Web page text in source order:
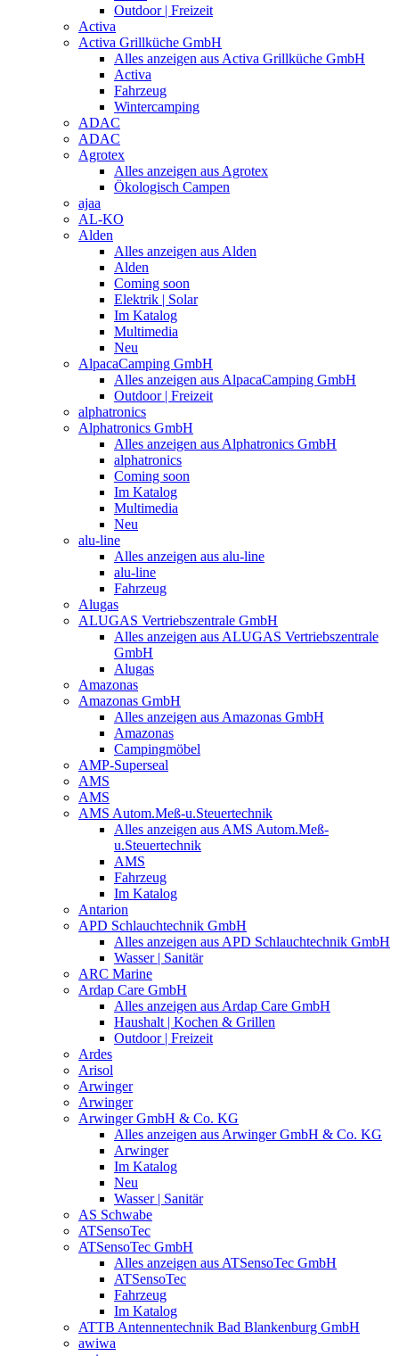
Outdoor | Freizeit
Activa
Activa Grillküche GmbH
Alles anzeigen aus Activa Grillküche GmbH
Activa
Fahrzeug
Wintercamping
ADAC
ADAC
Agrotex
Alles anzeigen aus Agrotex
Ökologisch Campen
ajaa
AL-KO
Alden
Alles anzeigen aus Alden
Alden
Coming soon
Elektrik | Solar
Im Katalog
Multimedia
Neu
AlpacaCamping GmbH
Alles anzeigen aus AlpacaCamping GmbH
Outdoor | Freizeit
alphatronics
Alphatronics GmbH
Alles anzeigen aus Alphatronics GmbH
alphatronics
Coming soon
Im Katalog
Multimedia
Neu
alu-line
Alles anzeigen aus alu-line
alu-line
Fahrzeug
Alugas
ALUGAS Vertriebszentrale GmbH
Alles anzeigen aus ALUGAS Vertriebszentrale
GmbH
Alugas
Amazonas
Amazonas GmbH
Alles anzeigen aus Amazonas GmbH
Amazonas
Campingmöbel
AMP-Superseal
AMS
AMS
AMS Autom.Meß-u.Steuertechnik
Alles anzeigen aus AMS Autom.Meß-
u.Steuertechnik
AMS
Fahrzeug
Im Katalog
Antarion
APD Schlauchtechnik GmbH
Alles anzeigen aus APD Schlauchtechnik GmbH
Wasser | Sanitär
ARC Marine
Ardap Care GmbH
Alles anzeigen aus Ardap Care GmbH
Haushalt | Kochen & Grillen
Outdoor | Freizeit
Ardes
Arisol
Arwinger
Arwinger
Arwinger GmbH & Co. KG
Alles anzeigen aus Arwinger GmbH & Co. KG
Arwinger
Im Katalog
Neu
Wasser | Sanitär
AS Schwabe
ATSensoTec
ATSensoTec GmbH
Alles anzeigen aus ATSensoTec GmbH
ATSensoTec
Fahrzeug
Im Katalog
ATTB Antennentechnik Bad Blankenburg GmbH
awiwa